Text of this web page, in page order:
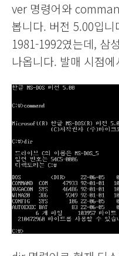
ver 명령어와
봅니다. 버전 5.00입
1981-1992였는데, 삼
나옵니다. 발매 시점